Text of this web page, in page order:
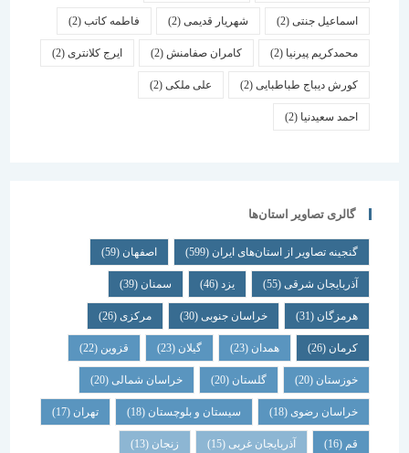
اسماعیل جنتی(2) شهریار قدیمی(2) فاطمه کاتب(2)
محمدکریم پیرنیا (2) کامران صفامنش(2) ایرج کلانتری (2)
کورش دیباج طباطبایی(2) علی ملکی(2)
احمد سعیدنیا (2)
گالری تصاویر استان‌ها
گنجینه تصاویر از استان‌های ایران(599) اصفهان (59)
آذربایجان شرقی(55) یزد سمنان (39)
هرمزگان(31) خراسان جنوبی(30) مرکزی (26)
همدان گیلان قزوین
خوزستان(20) گلستان (20) خراسان شمالی(20)
خراسان رضوی(18) سیستان و بلوچستان(18) تهران
آذربایجان غربی(15) زنجان